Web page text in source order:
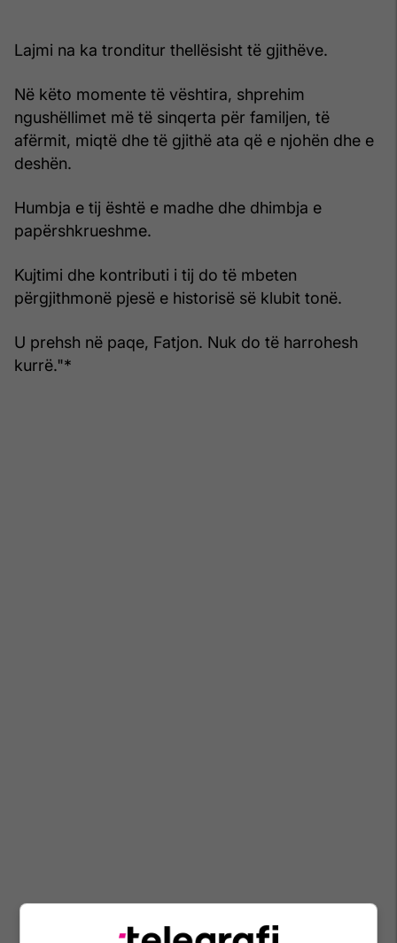
Lajmi na ka tronditur thellësisht të gjithëve.
Në këto momente të vështira, shprehim
ngushëllimet më të sinqerta për familjen, të
afërmit, miqtë dhe të gjithë ata që e njohën dhe e
deshën.
Humbja e tij është e madhe dhe dhimbja e
papërshkrueshme.
Kujtimi dhe kontributi i tij do të mbeten
përgjithmonë pjesë e historisë së klubit tonë.
U prehsh në paqe, Fatjon. Nuk do të harrohesh
kurrë."*